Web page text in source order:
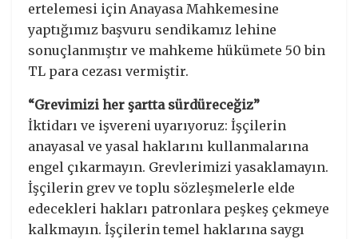
ertelemesi için Anayasa Mahkemesine
yaptığımız başvuru sendikamız lehine
sonuçlanmıştır ve mahkeme hükümete 50 bin
TL para cezası vermiştir.
“Grevimizi her şartta sürdüreceğiz”
İktidarı ve işvereni uyarıyoruz: İşçilerin
anayasal ve yasal haklarını kullanmalarına
engel çıkarmayın. Grevlerimizi yasaklamayın.
İşçilerin grev ve toplu sözleşmelerle elde
edecekleri hakları patronlara peşkeş çekmeye
kalkmayın. İşçilerin temel haklarına saygı